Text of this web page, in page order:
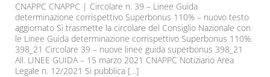
CNAPPC CNAPPC | Circolare n. 39 – Linee Guida
determinazione corrispettivo Superbonus 110% – nuovo testo
aggiornato Si trasmette la circolare del Consiglio Nazionale con
le Linee Guida determinazione corrispettivo Superbonus 110%.
398_21 Circolare 39 – nuove linee guida superbonus 398_21
All. LINEE GUIDA – 15 marzo 2021 CNAPPC Notiziario Area
Legale n. 12/2021 Si pubblica […]